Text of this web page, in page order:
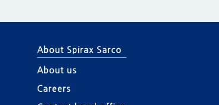
About Spirax Sarco
About us
Careers